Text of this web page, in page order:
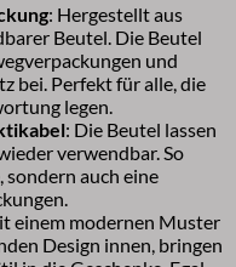
: Hergestellt aus
Beutel. Die Beutel
und
bei. Perfekt für alle, die
legen.
: Die Beutel lassen
verwendbar. So
sondern auch eine
einem modernen Muster
Design innen, bringen